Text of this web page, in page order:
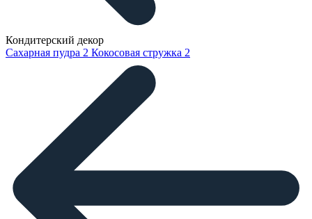
Кондитерский декор
Сахарная пудра 2 Кокосовая стружка 2